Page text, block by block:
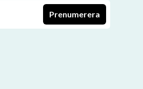
Prenumerera